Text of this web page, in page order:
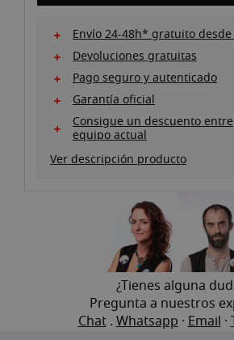
Envío 24-48h* gratuito desde
Devoluciones gratuitas
Pago seguro y autenticado
Garantía oficial
Consigue un descuento
equipo actual
Ver descripción producto
¿Tienes alguna
Pregunta a nuestros
Chat.Whatsapp ·Email ·